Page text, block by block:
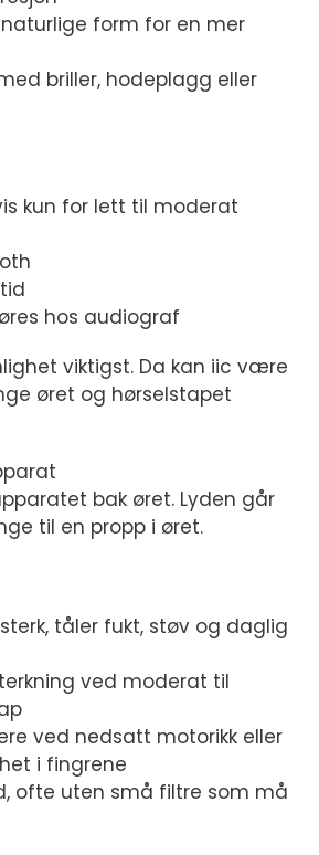
form for en mer
briller, hodeplagg eller
kun for lett til moderat
hos audiograf
viktigst. Da kan iic være
øret og hørselstapet
bak øret. Lyden går
til en propp i øret.
tåler fukt, støv og daglig
ved moderat til
ved nedsatt motorikk eller
i fingrene
ofte uten små filtre som må